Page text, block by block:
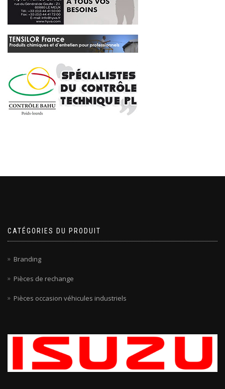
CATÉGORIES DU PRODUIT
Branding
Pièces de rechange
Pièces occasion véhicules industriels